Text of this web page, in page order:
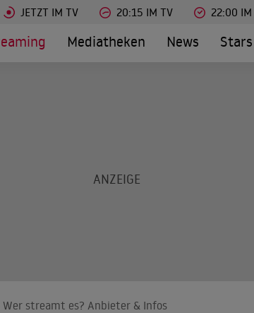
JETZT IM TV 20:15 IM TV 22:00 IM
Mediatheken News Stars
Wer streamt es? Anbieter & Infos